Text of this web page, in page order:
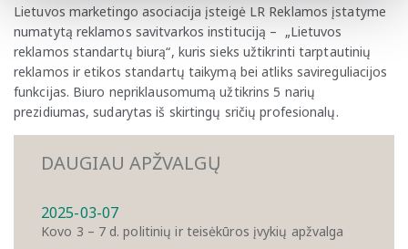
Lietuvos marketingo asociacija įsteigė LR Reklamos įstatyme
numatytą reklamos savitvarkos instituciją – „Lietuvos
reklamos standartų biurą“, kuris sieks užtikrinti tarptautinių
reklamos ir etikos standartų taikymą bei atliks savireguliacijos
funkcijas. Biuro nepriklausomumą užtikrins 5 narių
prezidiumas, sudarytas iš skirtingų sričių profesionalų.
DAUGIAU APŽVALGŲ
2025-03-07
Kovo 3 – 7 d. politinių ir teisėkūros įvykių apžvalga